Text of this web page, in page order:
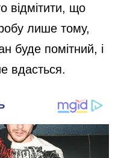
відмітити, що
лише тому,
буде помітний, і
вдасться.